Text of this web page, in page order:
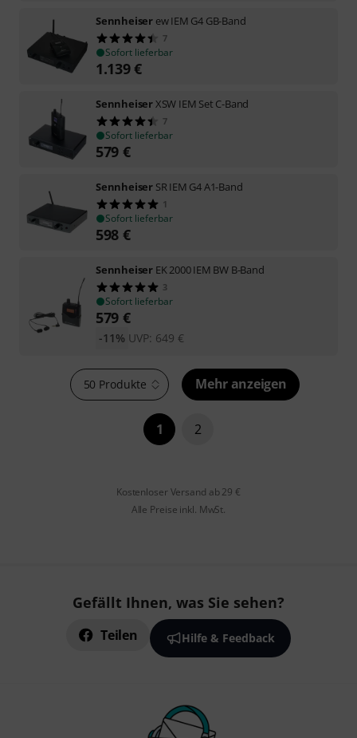
Sennheiser ew IEM G4 GB-Band
7
Sofort lieferbar
1.139€
SennheiserXSW IEM Set C-Band
7
Sofort lieferbar
579 €
Sennheiser SR IEM G4 A1-Band
1
Sofort lieferbar
598 €
Sennheiser EK 2000 IEM BW B-Band
3
Sofort lieferbar
579 €
UVP: 649 €
-11%
50 Produkte Mehr anzeigen
1 2
Kostenloser Versand ab 29 €
Alle Preise inkl. MwSt.
Gefällt Ihnen, was Sie sehen?
Teilen Hilfe & Feedback